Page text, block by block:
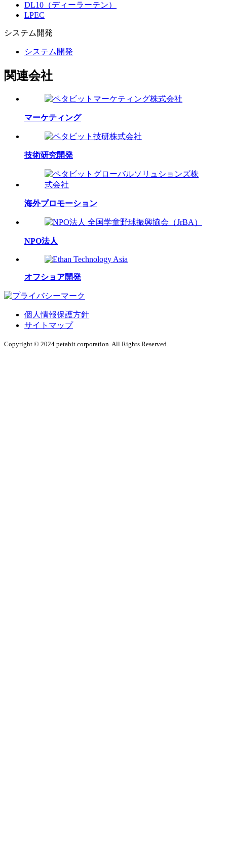
DL10（ディーラーテン）
LPEC
システム 開発
システム開発
関連会社
マーケティング
技術研究開発
海外プロモーション
NPO法人
オフショア開発
個人情報保護方針
サイトマップ
Copyright © 2024 petabit corporation. All Rights Reserved.